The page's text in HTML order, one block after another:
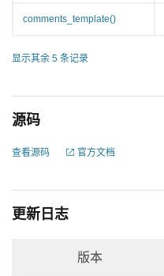
comments_template()
显示其余 5 条记录
源码
查看源码 官方文档
更新日志
版本